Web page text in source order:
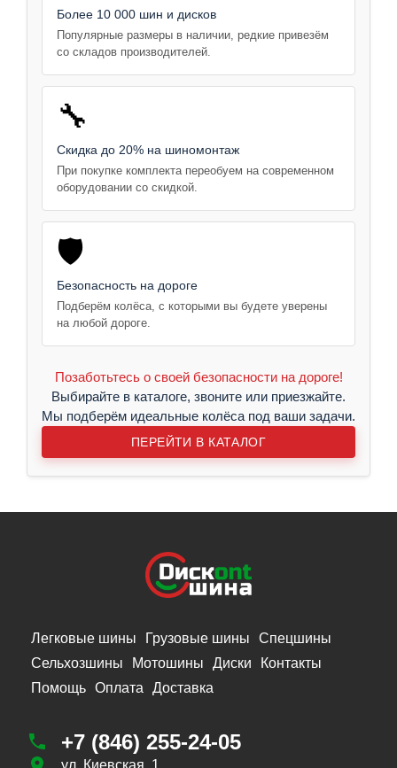
Более 10 000 шин и дисков
Популярные размеры в наличии, редкие привезём
со складов производителей.
🔧
Скидка до 20% на шиномонтаж
При покупке комплекта переобуем на современном
оборудовании со скидкой.
🛡️
Безопасность на дороге
Подберём колёса, с которыми вы будете уверены
на любой дороге.
Позаботьтесь о своей безопасности на дороге!
Выбирайте в каталоге, звоните или приезжайте.
Мы подберём идеальные колёса под ваши задачи.
ПЕРЕЙТИ В КАТАЛОГ
Легковые шины Грузовые шины
Спецшины
Сельхозшины
Мотошины Диски
Контакты
Помощь Оплата Доставка
+7 (846) 255-24-05
ул. Киевская, 1